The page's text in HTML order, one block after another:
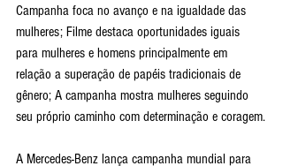
Campanha foca no avanço e na igualdade das
mulheres; Filme destaca oportunidades iguais
para mulheres e homens principalmente em
relação a superação de papéis tradicionais de
gênero; A campanha mostra mulheres seguindo
seu próprio caminho com determinação e coragem.
A Mercedes-Benz lança campanha mundial para